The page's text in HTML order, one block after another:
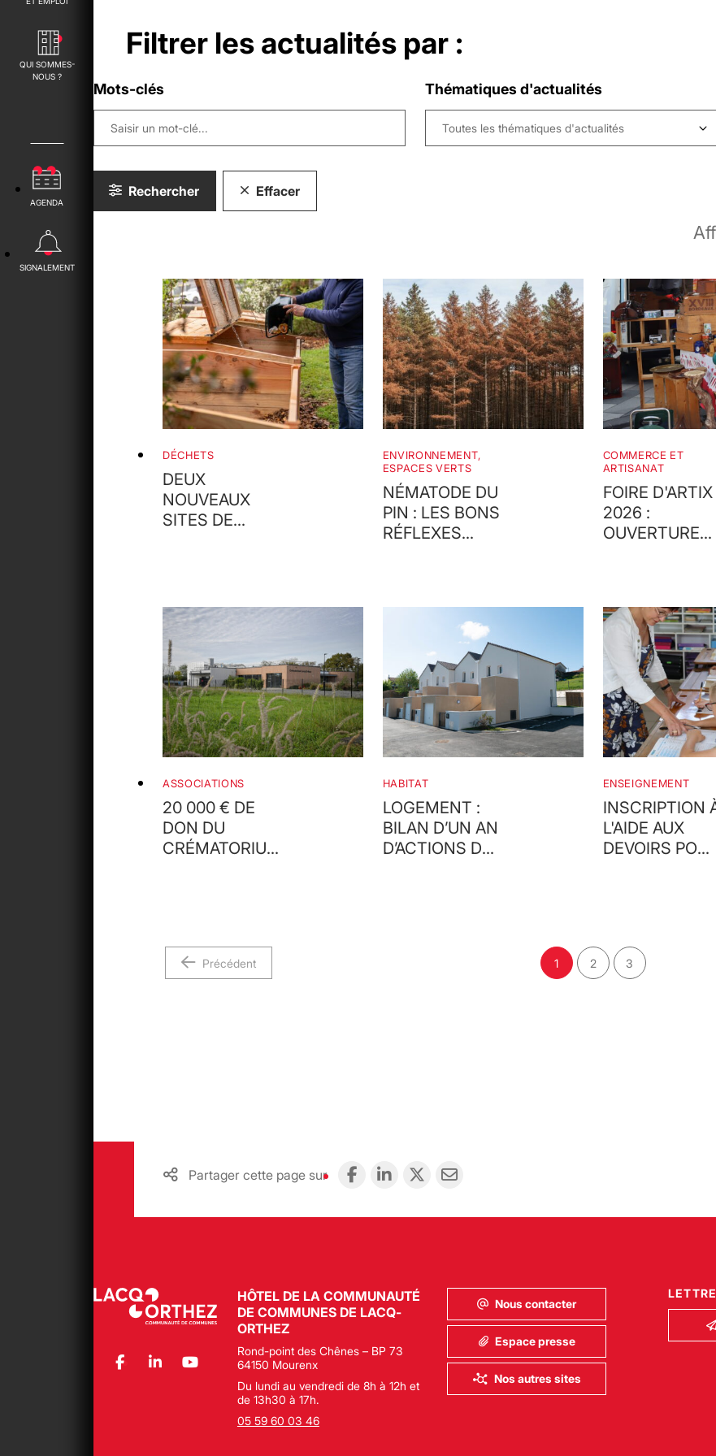
QUI SOMMES-
NOUS ?
AGENDA
SIGNALEMENT
Filtrer les actualités par :
Mots-clés Thématiques d'actualités
Toutes les thématiques d'actualités
Rechercher Effacer
DÉCHETS
DEUX
NOUVEAUX
SITES DE
ENVIRONNEMENT,
ESPACES VERTS
NÉMATODE DU
PIN : LES BONS
RÉFLEXES
COMMERCE ET
ARTISANAT
FOIRE D'ARTIX
2026 :
OUVERTURE
ASSOCIATIONS
20 000 € DE
DON DU
CRÉMATORIUM
HABITAT
LOGEMENT :
BILAN D’UN AN
D’ACTIONS DU
ENSEIGNEMENT
INSCRIPTION
L'AIDE AUX
DEVOIRS POUR
Précédent 1 2 3
Partager cette page sur
HÔTEL DE LA COMMUNAUTÉ
DE COMMUNES DE LACQ-
ORTHEZ
Rond-point des Chênes – BP 73
64150 Mourenx
Du lundi au vendredi de 8h à 12h et
de 13h30 à 17h.
05 59 60 03 46
Nous contacter
Espace presse
Nos autres sites